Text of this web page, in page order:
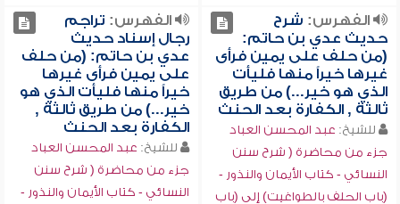
الفهرس: شرح
حديث عدي بن حاتم:
(من حلف على يمين فرأى
غيرها خيراً منها فليأت
الذي هو خير...) من طريق
ثالثة , الكفارة بعد الحنث
للشيخ: عبد المحسن العباد
جزء من محاضرة ( شرح سنن
النسائي - كتاب الأيمان والنذور -
(باب الحلف بالطواغيت) إلى (باب
الفهرس: تراجم
رجال إسناد حديث
عدي بن حاتم: (من حلف
على يمين فرأى غيرها
خيراً منها فليأت الذي هو
خير...) من طريق ثالثة ,
الكفارة بعد الحنث
للشيخ: عبد المحسن العباد
جزء من محاضرة ( شرح سنن
النسائي - كتاب الأيمان والنذور -